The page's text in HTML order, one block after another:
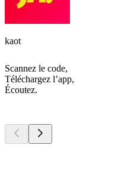
kaot
Scannez le code,
Téléchargez l’app,
Écoutez.